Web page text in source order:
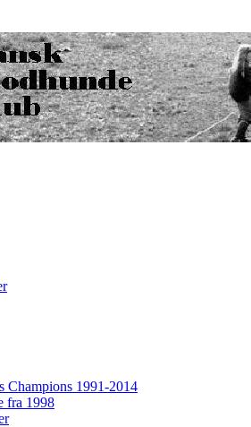
Champions 1991-2014
fra 1998